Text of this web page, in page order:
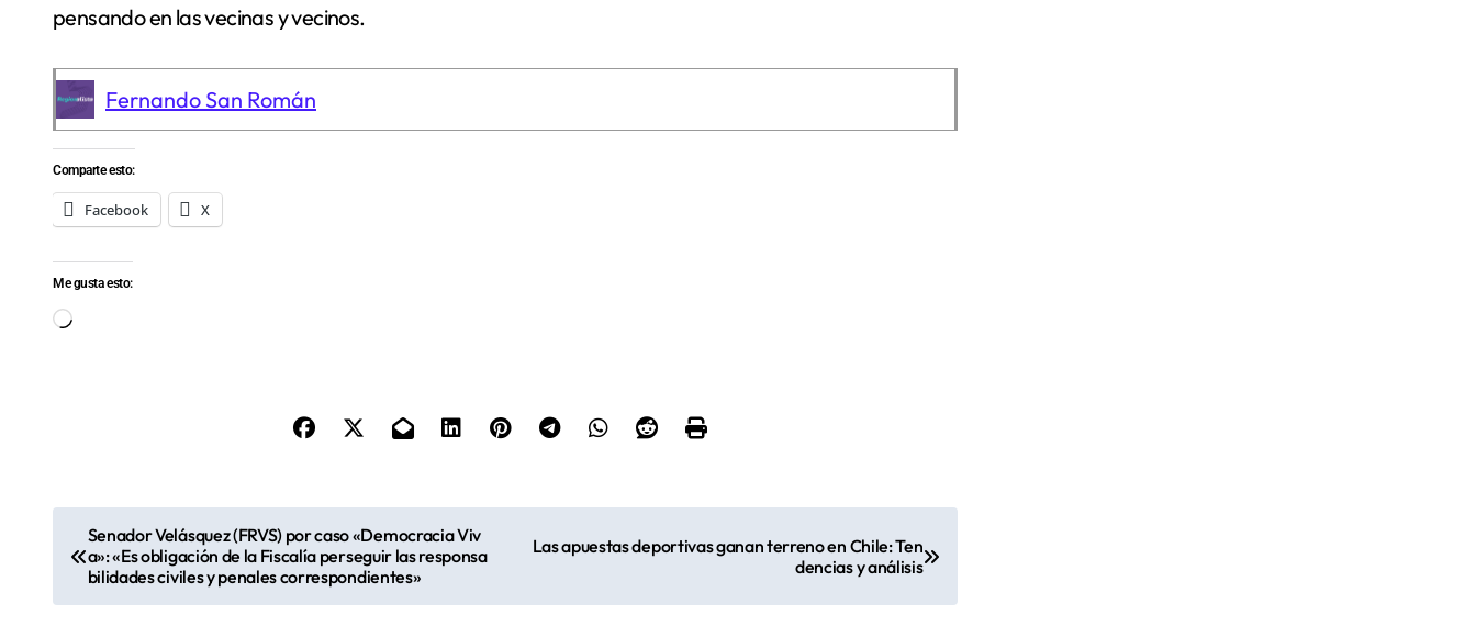
pensando en las vecinas y vecinos.
Fernando San Román
Comparte esto:
Facebook X
Me gusta esto:
Cargando...
Senador Velásquez (FRVS) por caso «Democracia Viv
a»: «Es obligación de la Fiscalía perseguir las responsa
bilidades civiles y penales correspondientes»
Las apuestas deportivas ganan terreno en Chile: Ten
dencias y análisis